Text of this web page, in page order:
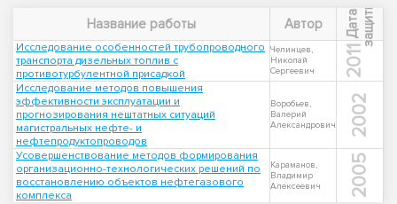
Название работы Автор Д
а
т
а
з
а
щ
и
т ы
Исследование особенностей трубопроводного
транспорта дизельных топлив с
противотурбулентной присадкой
Челинцев,
Николай
Сергеевич
2011
Исследование методов повышения
эффективности эксплуатации и
прогнозирования нештатных ситуаций
магистральных нефте- и
нефтепродуктопроводов
Воробьев,
Валерий
Александрович
2002
Усовершенствование методов формирования
организационно-технологических решений по
восстановлению объектов нефтегазового
комплекса
Караманов,
Владимир
Алексеевич
2005